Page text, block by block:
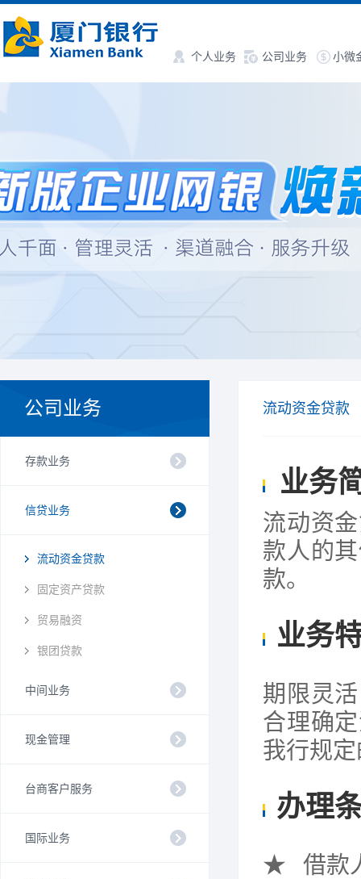
个人业务 公司业务 小微
公司业务
存款业务
信贷业务
流动资金贷款
固定资产贷款
贸易融资
银团贷款
中间业务
现金管理
台商客户服务
国际业务
流动资金贷款
业务
流动资
款人的
款。
业务
期限灵
合理确
我行规
办理
★ 借款